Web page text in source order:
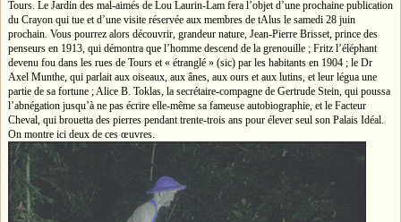
Tours. Le Jardin des mal-aimés de Lou Laurin-Lam fera l’objet d’une prochaine publication
du Crayon qui tue et d’une visite réservée aux membres de tAlus le samedi 28 juin
prochain. Vous pourrez alors découvrir, grandeur nature, Jean-Pierre Brisset, prince des
penseurs en 1913, qui démontra que l’homme descend de la grenouille ; Fritz l’éléphant
devenu fou dans les rues de Tours et « étranglé » (sic) par les habitants en 1904 ; le Dr
Axel Munthe, qui parlait aux oiseaux, aux ânes, aux ours et aux lutins, et leur légua une
partie de sa fortune ; Alice B. Toklas, la secrétaire-compagne de Gertrude Stein, qui poussa
l’abnégation jusqu’à ne pas écrire elle-même sa fameuse autobiographie, et le Facteur
Cheval, qui brouetta des pierres pendant trente-trois ans pour élever seul son Palais Idéal.
On montre ici deux de ces œuvres.